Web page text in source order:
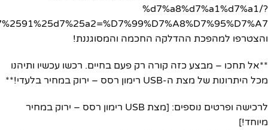
%d7%a8%d7%a1%d7%a1/?
והצטרפו למהפכת ההדלקה החכמה והמסוגננת!
**אל תחכו – מבצע כזה קורה רק פעם בחיים. רכשו עכשיו ותיהנו
מכל היתרונות של מצת ה-USB רימון רסס – ירוק במחיר בלעדי!**
לרכישה ופרטים נוספים: [מצת USB רימון רסס – ירוק במחיר
מיוחד!]